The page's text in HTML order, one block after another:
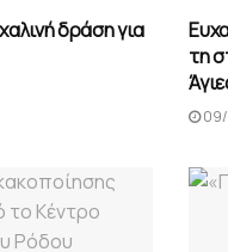
δράση για
τη